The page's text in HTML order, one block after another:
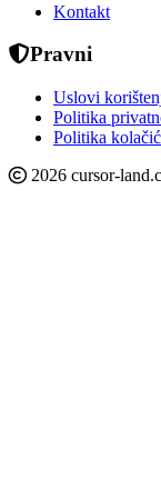
Kontakt
Pravni
Uslovi
Politika
Politika
2026 cursor-